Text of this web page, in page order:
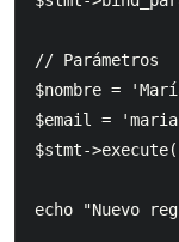
// Parámetros
$nombre =
$email = '
$stmt-
echo "Nuevo